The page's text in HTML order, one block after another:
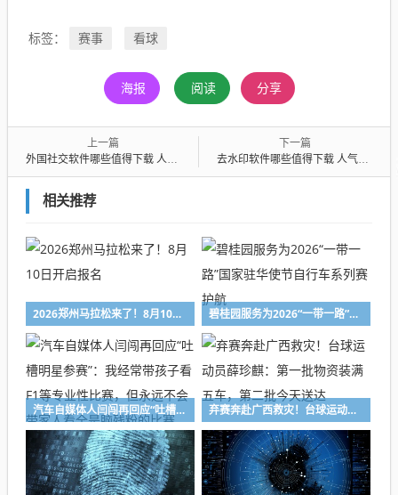
标签： 赛事 看球
海报 阅读 分享
上一篇
外国社交软件哪些值得下载 人气高的外国社交软件盘点
下一篇
去水印软件哪些值得下载 人气高的去水印软件一览
相关推荐
2026郑州马拉松来了！8月10日开启报名 碧桂园服务为2026“一带一路”国家驻华使节自行车系列赛护航
汽车自媒体人闫闯再回应“吐槽明星参赛”：我经常带孩子看F1等专业性比赛，但永远不会带家人看全是脑残粉的比赛 弃赛奔赴广西救灾！台球运动员薛珍麒：第一批物资装满五车，第二批今天送达